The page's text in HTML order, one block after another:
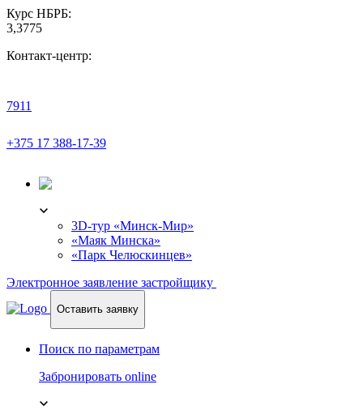
Курс НБРБ:
3,3775
Контакт-центр:
7911
+375 17 388-17-39
3D-тур «Минск-Мир»
«Маяк Минска»
«Парк Челюскинцев»
Электронное заявление застройщику
Оставить заявку
Поиск по параметрам
Забронировать online